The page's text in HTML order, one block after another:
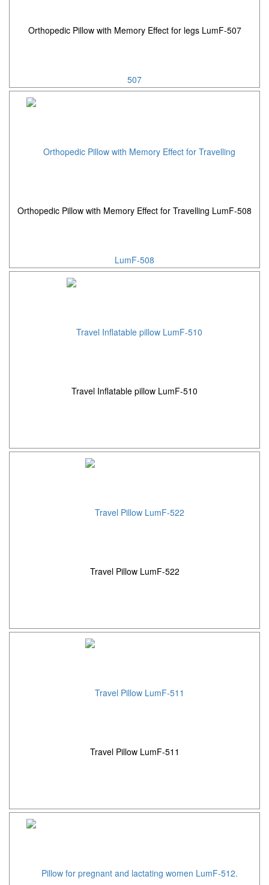
Orthopedic Pillow with Memory Effect for legs LumF-507
Orthopedic Pillow with Memory Effect for Travelling LumF-508
Travel Inflatable pillow LumF-510
Travel Pillow LumF-522
Travel Pillow LumF-511